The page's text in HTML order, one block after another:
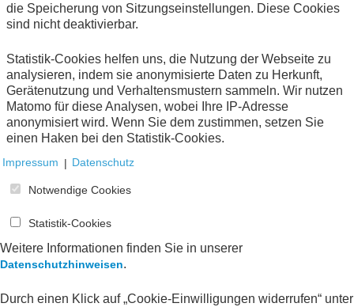
Es befinden sich keine Artikel in Ihrem Warenkorb.
Alle Publikationen
Bleiben Sie informiert!
die Speicherung von Sitzungseinstellungen. Diese Cookies
sind nicht deaktivierbar.
Statistik-Cookies helfen uns, die Nutzung der Webseite zu
analysieren, indem sie anonymisierte Daten zu Herkunft,
Gerätenutzung und Verhaltensmustern sammeln. Wir nutzen
Matomo für diese Analysen, wobei Ihre IP-Adresse
anonymisiert wird. Wenn Sie dem zustimmen, setzen Sie
einen Haken bei den Statistik-Cookies.
Impressum | Datenschutz
Notwendige Cookies
Statistik-Cookies
Weitere Informationen finden Sie in unserer
Datenschutzhinweisen.
Durch einen Klick auf „Cookie-Einwilligungen widerrufen“ unter